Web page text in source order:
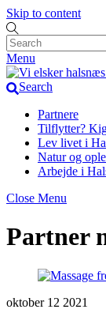
Skip to content
Menu
Search
Partnere
Tilflytter?
Lev livet i
Natur og
Arbejde i
Close Menu
Partner
oktober 12 2021